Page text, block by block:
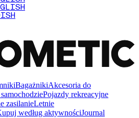
BagażnikiAkcesoria do
Pojazdy rekreacyjne
zasilanieLetnie
według aktywnościJournal